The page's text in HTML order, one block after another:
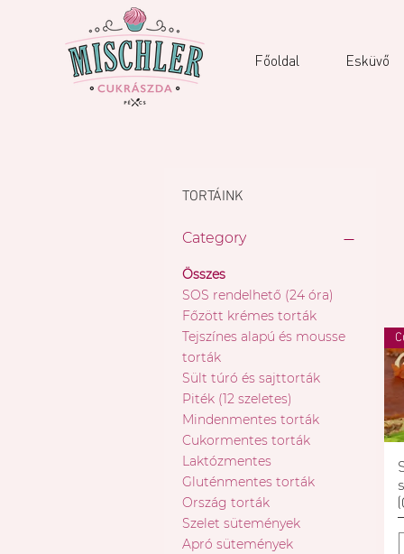
Főoldal Esküvő
TORTÁINK
Category
Összes
SOS rendelhető (24 óra)
Főzött krémes torták
Tejszínes alapú és mousse
torták
Sült túró és sajttorták
Piték (12 szeletes)
Mindenmentes torták
Cukormentes torták
Laktózmentes
Gluténmentes torták
Ország torták
Szelet sütemények
Apró sütemények